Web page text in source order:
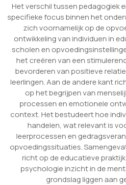
Het verschil tussen pedagogiek
specifieke focus binnen het
zich voornamelijk op de
ontwikkeling van individuen in
scholen en
het creëren van een
bevorderen van positieve
leerlingen. Aan de andere kant
op het begrijpen van
processen en emotionele
context. Het bestudeert hoe
handelen, wat relevant is
leerprocessen en
opvoedingssituaties.
richt op de educatieve
psychologie inzicht in de
grondslag liggen aan